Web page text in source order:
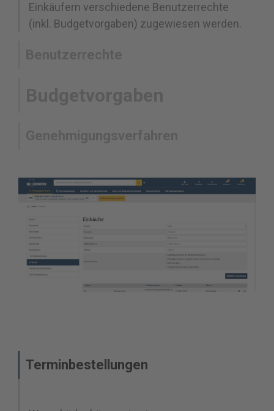
Einkäufern verschiedene Benutzerrechte
(inkl. Budgetvorgaben) zugewiesen werden.
Terminbestellungen